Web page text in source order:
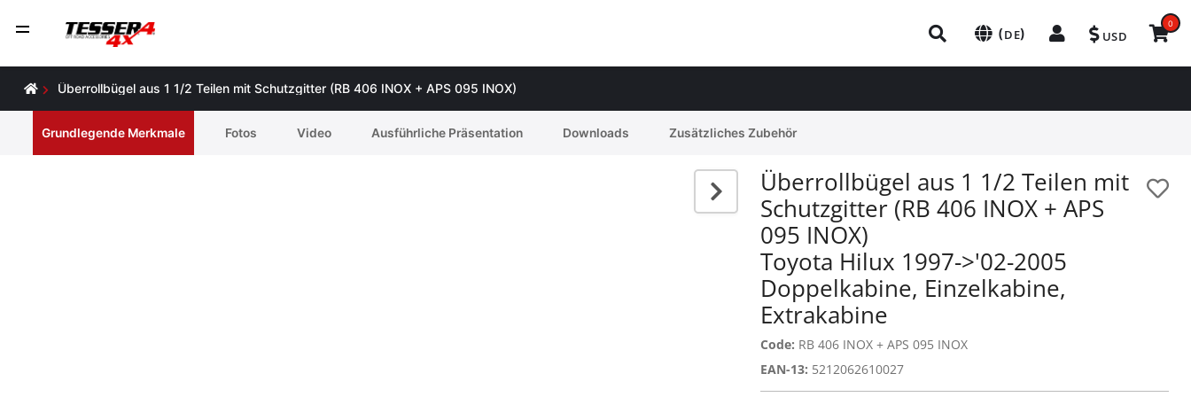
(DE) USD
0
Überrollbügel aus 1 1/2 Teilen mit Schutzgitter (RB 406 INOX + APS 095 INOX)
Grundlegende Merkmale Fotos Video Ausführliche Präsentation Downloads Zusätzliches Zubehör
Überrollbügel aus 1 1/2 Teilen mit
Schutzgitter (RB 406 INOX + APS
095 INOX)
Toyota Hilux 1997->'02-2005
Doppelkabine, Einzelkabine,
Extrakabine
Code: RB 406 INOX + APS 095 INOX
EAN-13: 5212062610027